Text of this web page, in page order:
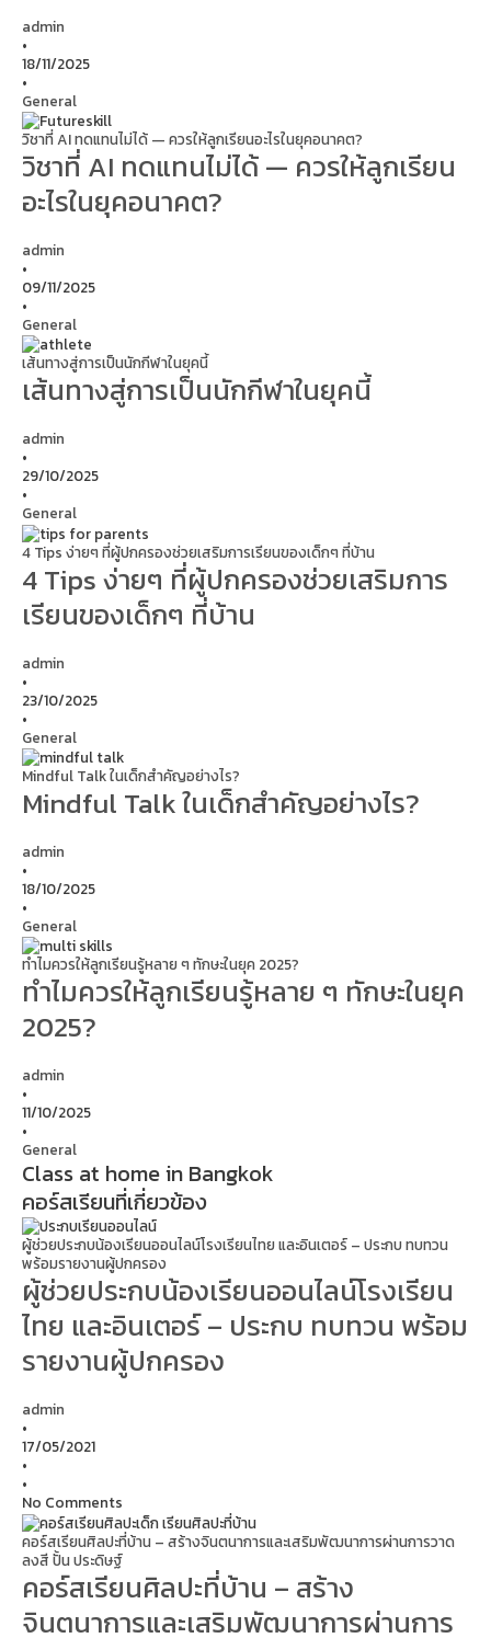
admin
•
18/11/2025
•
General
วิชาที่ AI ทดแทนไม่ได้ — ควรให้ลูกเรียนอะไรในยุคอนาคต?
วิชาที่ AI ทดแทนไม่ได้ — ควรให้ลูกเรียน
อะไรในยุคอนาคต?
admin
•
09/11/2025
•
General
เส้นทางสู่การเป็นนักกีฬาในยุคนี้
เส้นทางสู่การเป็นนักกีฬาในยุคนี้
admin
•
29/10/2025
•
General
4 Tips ง่ายๆ ที่ผู้ปกครองช่วยเสริมการเรียนของเด็กๆ ที่บ้าน
4 Tips ง่ายๆ ที่ผู้ปกครองช่วยเสริมการ
เรียนของเด็กๆ ที่บ้าน
admin
•
23/10/2025
•
General
Mindful Talk ในเด็กสำคัญอย่างไร?
Mindful Talk ในเด็กสำคัญอย่างไร?
admin
•
18/10/2025
•
General
ทำไมควรให้ลูกเรียนรู้หลาย ๆ ทักษะในยุค 2025?
ทำไมควรให้ลูกเรียนรู้หลาย ๆ ทักษะในยุค
2025?
admin
•
11/10/2025
•
General
Class at home in Bangkok
คอร์สเรียนที่เกี่ยวข้อง
ผู้ช่วยประกบน้องเรียนออนไลน์โรงเรียนไทย และอินเตอร์ – ประกบ ทบทวน
พร้อมรายงานผู้ปกครอง
ผู้ช่วยประกบน้องเรียนออนไลน์โรงเรียน
ไทย และอินเตอร์ – ประกบ ทบทวน พร้อม
รายงานผู้ปกครอง
admin
•
17/05/2021
•
•
No Comments
คอร์สเรียนศิลปะที่บ้าน – สร้างจินตนาการและเสริมพัฒนาการผ่านการวาด
ลงสี ปั้น ประดิษฐ์
คอร์สเรียนศิลปะที่บ้าน – สร้าง
จินตนาการและเสริมพัฒนาการผ่านการ